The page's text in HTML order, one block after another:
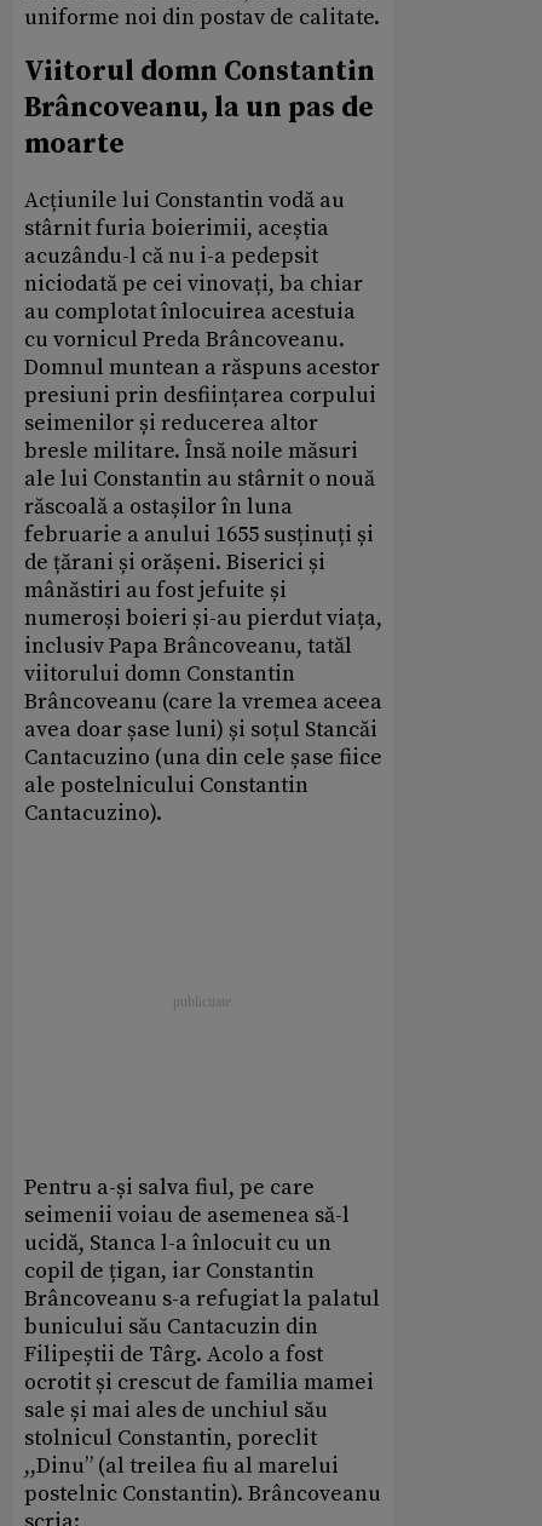
uniforme noi din postav de calitate.
Viitorul domn Constantin
Brâncoveanu, la un pas de
moarte
Acțiunile lui Constantin vodă au
stârnit furia boierimii, aceștia
acuzându-l că nu i-a pedepsit
niciodată pe cei vinovați, ba chiar
au complotat înlocuirea acestuia
cu vornicul Preda Brâncoveanu.
Domnul muntean a răspuns acestor
presiuni prin desființarea corpului
seimenilor și reducerea altor
bresle militare. Însă noile măsuri
ale lui Constantin au stârnit o nouă
răscoală a ostașilor în luna
februarie a anului 1655 susținuți și
de țărani și orășeni. Biserici și
mânăstiri au fost jefuite și
numeroși boieri și-au pierdut viața,
inclusiv Papa Brâncoveanu, tatăl
viitorului domn Constantin
Brâncoveanu (care la vremea aceea
avea doar șase luni) și soțul Stancăi
Cantacuzino (una din cele șase fiice
ale postelnicului Constantin
Cantacuzino).
Pentru a-și salva fiul, pe care
seimenii voiau de asemenea să-l
ucidă, Stanca l-a înlocuit cu un
copil de țigan, iar Constantin
Brâncoveanu s-a refugiat la palatul
bunicului său Cantacuzin din
Filipeștii de Târg. Acolo a fost
ocrotit și crescut de familia mamei
sale și mai ales de unchiul său
stolnicul Constantin, poreclit
,,Dinu” (al treilea fiu al marelui
postelnic Constantin). Brâncoveanu